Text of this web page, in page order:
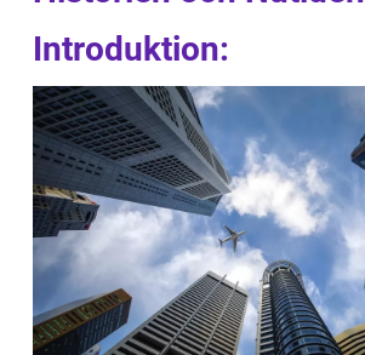
Introduktion: